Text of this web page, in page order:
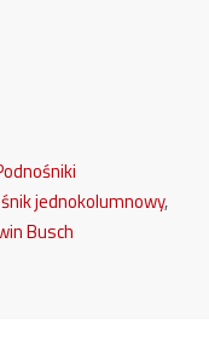
jednokolumnowy,
Busch